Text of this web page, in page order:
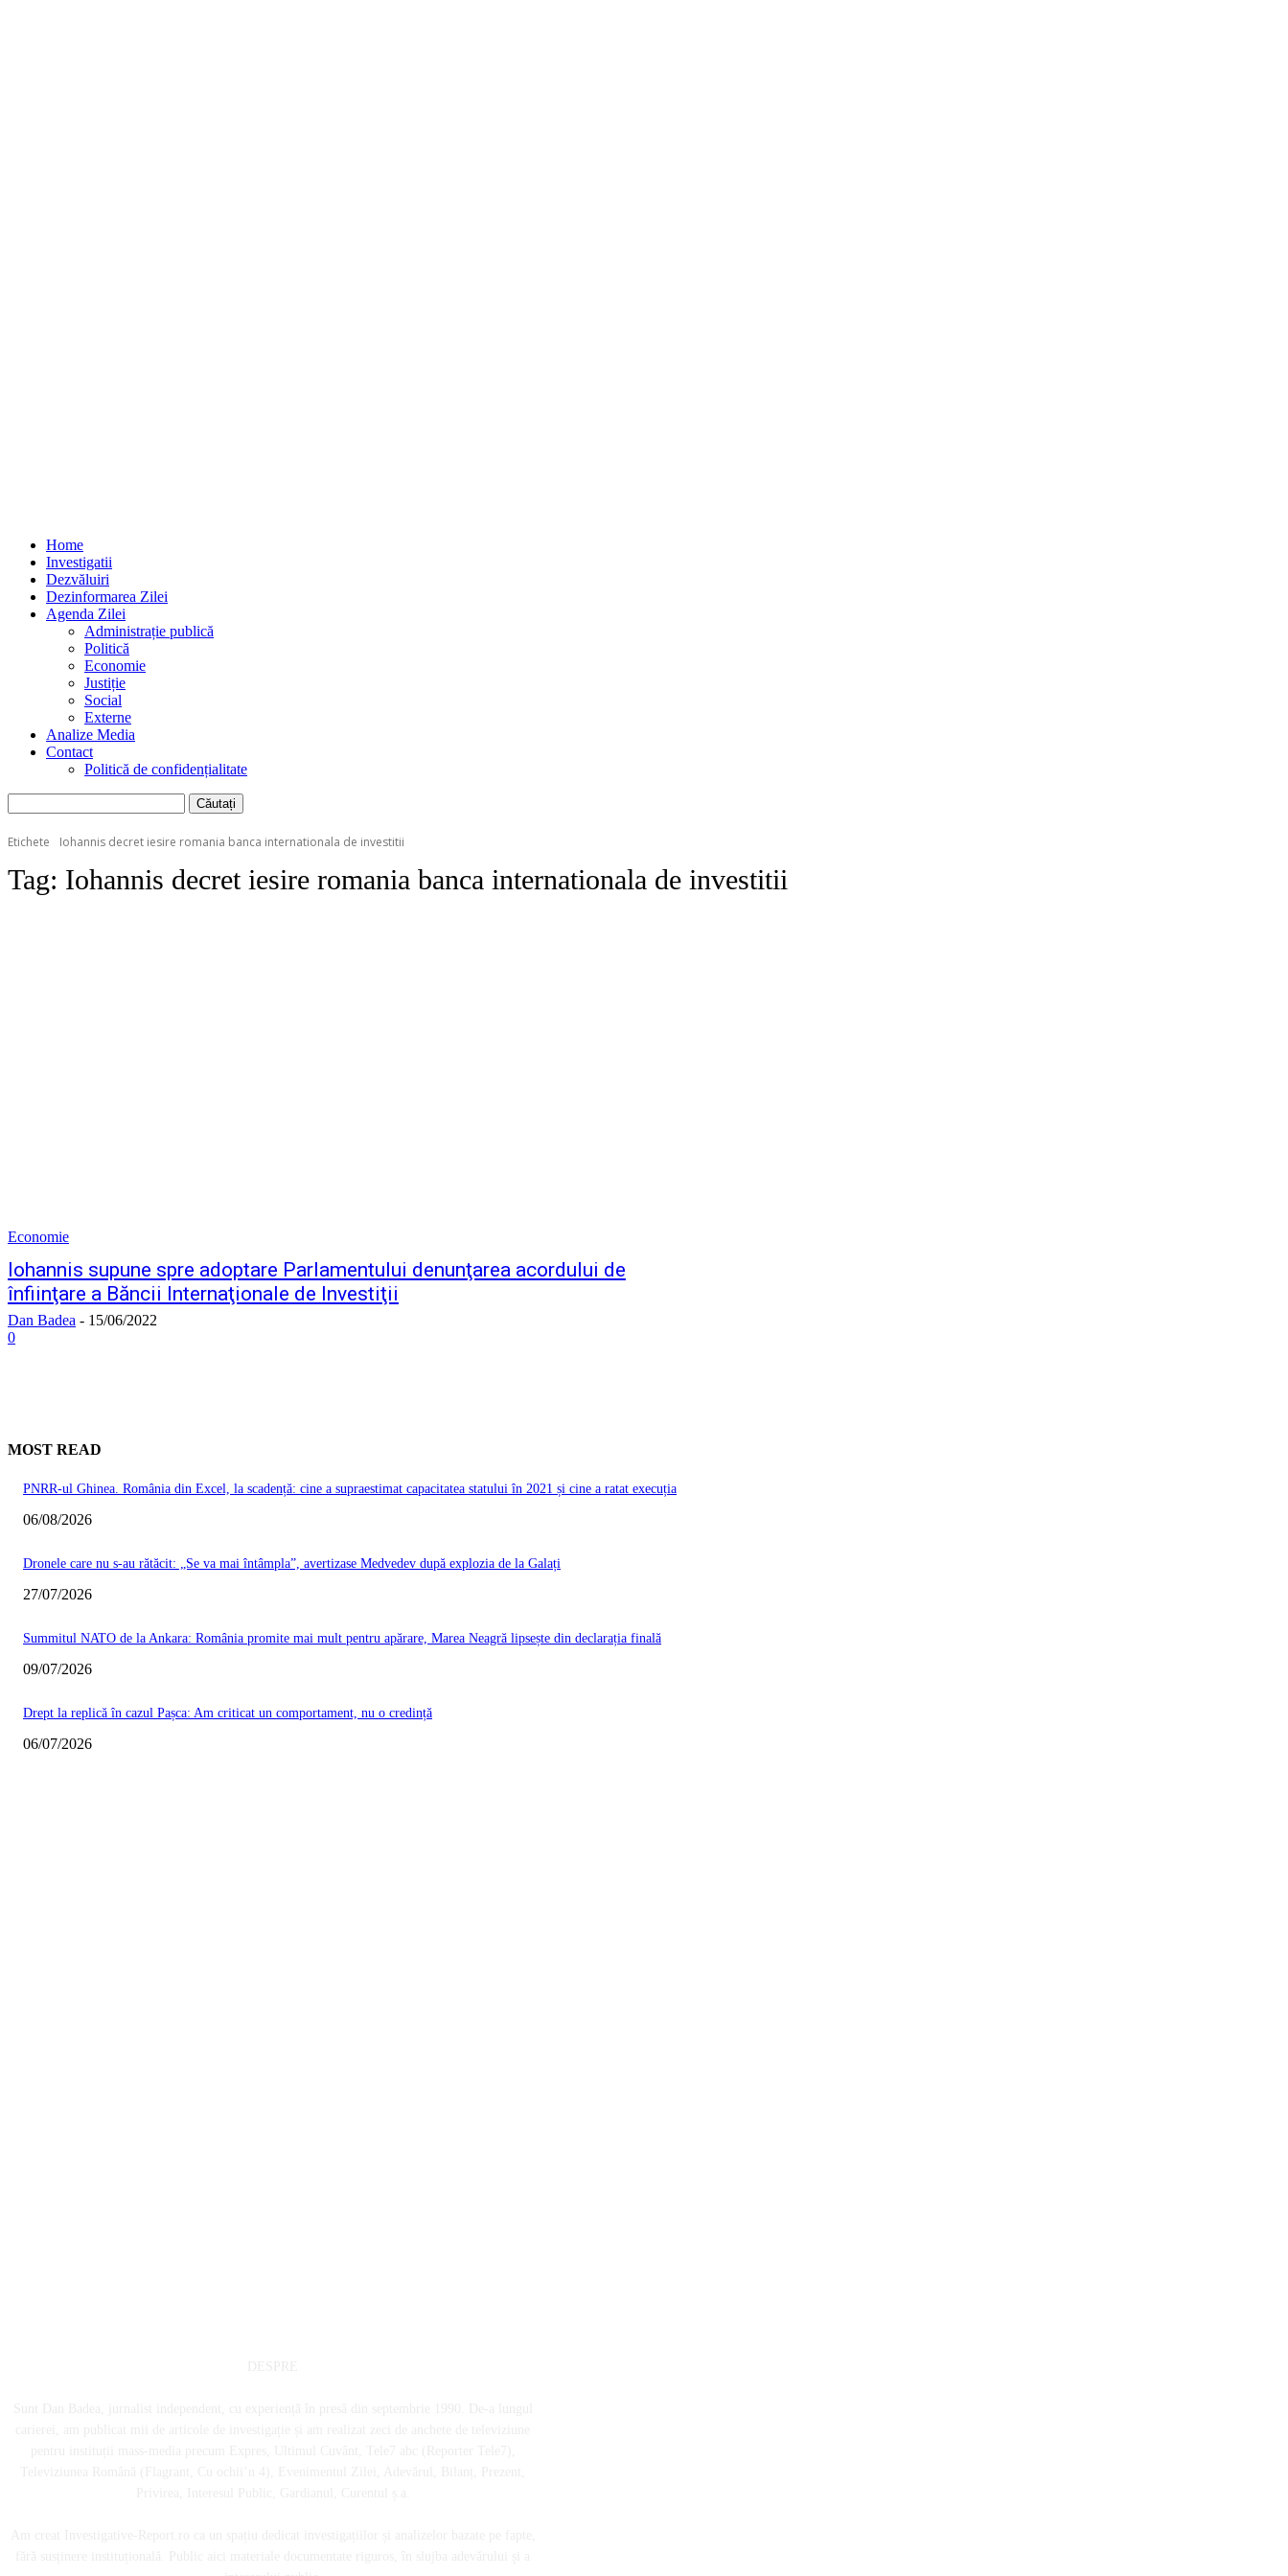
Home
Investigatii
Dezvăluiri
Dezinformarea Zilei
Agenda Zilei
Administrație publică
Politică
Economie
Justiție
Social
Externe
Analize Media
Contact
Politică de confidențialitate
Etichete Iohannis decret iesire romania banca internationala de investitii
Tag: Iohannis decret iesire romania banca internationala de investitii
Economie
Iohannis supune spre adoptare Parlamentului denunţarea acordului de
înfiinţare a Băncii Internaţionale de Investiţii
Dan Badea - 15/06/2022
0
MOST READ
PNRR-ul Ghinea. România din Excel, la scadență: cine a supraestimat capacitatea statului în 2021 și cine a ratat execuția
06/08/2026
Dronele care nu s-au rătăcit: „Se va mai întâmpla”, avertizase Medvedev după explozia de la Galați
27/07/2026
Summitul NATO de la Ankara: România promite mai mult pentru apărare, Marea Neagră lipsește din declarația finală
09/07/2026
Drept la replică în cazul Pașca: Am criticat un comportament, nu o credință
06/07/2026